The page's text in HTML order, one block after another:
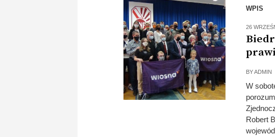
WPIS
26
BYADMIN
W
Robert